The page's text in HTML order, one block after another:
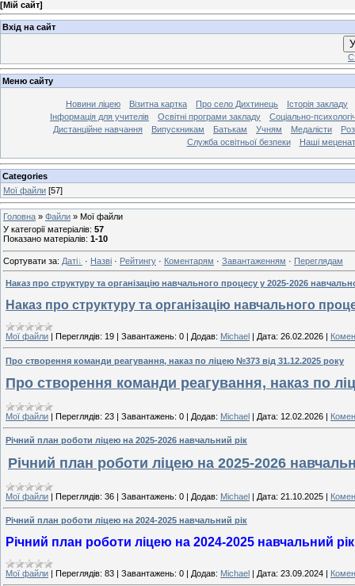
[Мій сайт]
Вхід на сайт
Меню сайту
Новини ліцею Візитна картка Про село Дихтинець
Історія закладу
Інформація для учителів
Освітні програми закладу
Соціально-
Дистанційне навчання
Випускникам Батькам Учням Медалісти
Служба освітньої безпеки
Наші
Categories
Мої файли [57]
Головна » Файли » Мої файли
У категорії матеріалів: 57
Показано матеріалів: 1-10
Сортувати за: Даті · Назві · Рейтингу · Коментарям · Завантаженням · Переглядам
Наказ про структуру та організацію навчального процесу у 2025-2026
Наказ про структуру та організацію навчального
Мої файли Переглядів: 19 Завантажень: 0 Додав: Michael Дата: 26.02.2026
Про створення команди реагування, наказ по ліцею №373 від 31.12.2025 року
Про створення команди реагування, наказ по
Мої файли | Переглядів: 23 | Завантажень: 0 | Додав: Michael | Дата: 12.02.2026 |
Річний план роботи ліцею на 2025-2026 навчальний рік
Річний план роботи ліцею на 2025-2026
Мої файли | Переглядів: 36 | Завантажень: 0 | Додав: Michael | Дата: 21.10.2025 |
Річний план роботи ліцею на 2024-2025 навчальний рік
Річний план роботи ліцею на 2024-2025 навчальний рік
Мої файли Переглядів: 83 Завантажень: 0 Додав: Michael Дата: 23.09.2024